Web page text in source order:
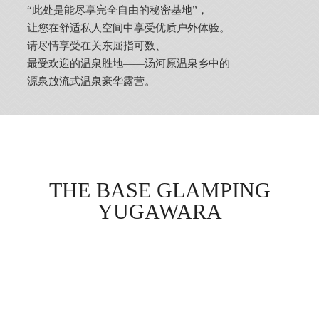
“此处是能尽享完全自由的秘密基地”，
让您在舒适私人空间中享受优质户外体验。
请尽情享受在关东屈指可数、
最受欢迎的温泉胜地——汤河原温泉乡中的
源泉放流式温泉豪华露营。
THE BASE GLAMPING
YUGAWARA